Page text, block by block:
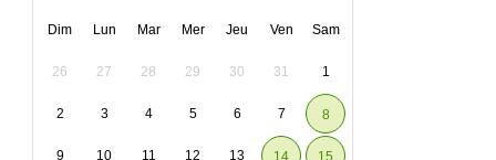
Dim Lun Mar Mer Jeu Ven Sam
26 27 28 29 30 31 1
2 3 4 5 6 7 8
9 10 11 12 13